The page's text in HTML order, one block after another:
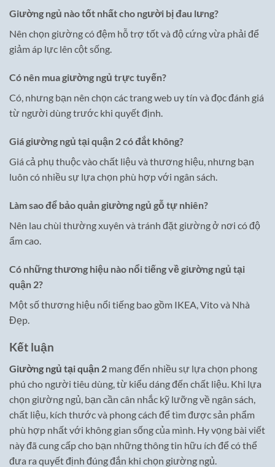
Giường ngủ nào tốt nhất cho người bị đau lưng?
Nên chọn giường có đệm hỗ trợ tốt và độ cứng vừa phải để
giảm áp lực lên cột sống.
Có nên mua giường ngủ trực tuyến?
Có, nhưng bạn nên chọn các trang web uy tín và đọc đánh giá
từ người dùng trước khi quyết định.
Giá giường ngủ tại quận 2 có đắt không?
Giá cả phụ thuộc vào chất liệu và thương hiệu, nhưng bạn
luôn có nhiều sự lựa chọn phù hợp với ngân sách.
Làm sao để bảo quản giường ngủ gỗ tự nhiên?
Nên lau chùi thường xuyên và tránh đặt giường ở nơi có độ
ẩm cao.
Có những thương hiệu nào nổi tiếng về giường ngủ tại
quận 2?
Một số thương hiệu nổi tiếng bao gồm IKEA, Vito và Nhà
Đẹp.
Kết luận
Giường ngủ tại quận 2 mang đến nhiều sự lựa chọn phong
phú cho người tiêu dùng, từ kiểu dáng đến chất liệu. Khi lựa
chọn giường ngủ, bạn cần cân nhắc kỹ lưỡng về ngân sách,
chất liệu, kích thước và phong cách để tìm được sản phẩm
phù hợp nhất với không gian sống của mình. Hy vọng bài viết
này đã cung cấp cho bạn những thông tin hữu ích để có thể
đưa ra quyết định đúng đắn khi chọn giường ngủ.